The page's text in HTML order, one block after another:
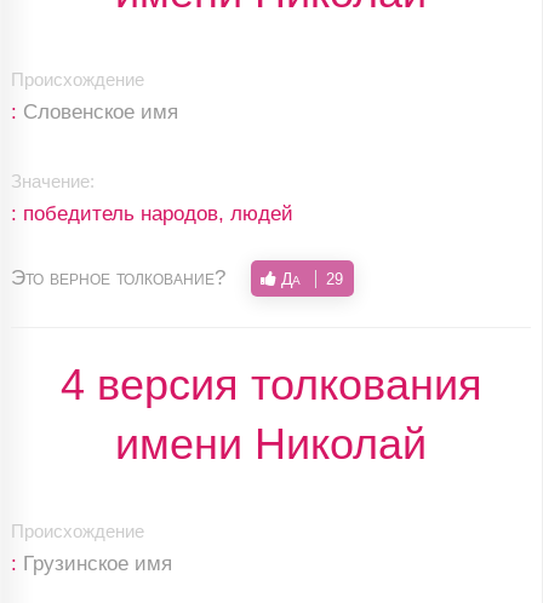
Происхождение
: Словенское имя
Значение:
: победитель народов, людей
Это верное толкование? Да 29
4 версия толкования
имени Николай
Происхождение
: Грузинское имя